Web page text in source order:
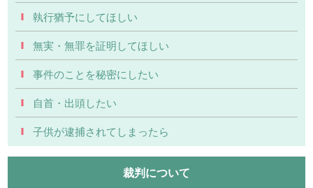
執行猶予にしてほしい
無実・無罪を証明してほしい
事件のことを秘密にしたい
自首・出頭したい
子供が逮捕されてしまったら
裁判について